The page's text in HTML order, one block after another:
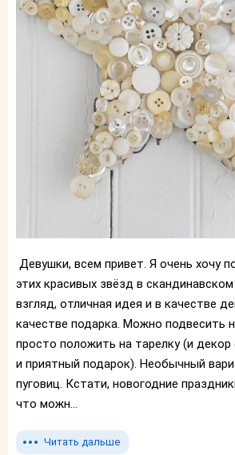
Девушки, всем привет. Я очень хочу
этих красивых звёзд в
взгляд, отличная идея и в качестве
качестве подарка. Можно подвесить
просто положить на тарелку (и декор
и приятный подарок). Необычный
пуговиц. Кстати, новогодние
что можн...
Читать дальше